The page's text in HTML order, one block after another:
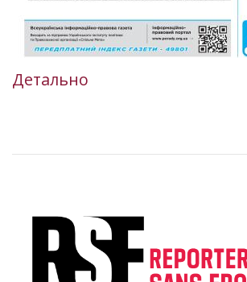
Детально